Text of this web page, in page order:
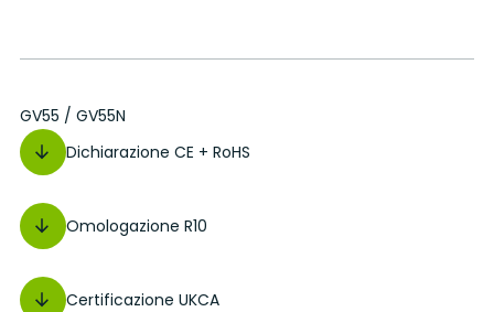
GV55 / GV55N
Dichiarazione CE + RoHS
Omologazione R10
Certificazione UKCA